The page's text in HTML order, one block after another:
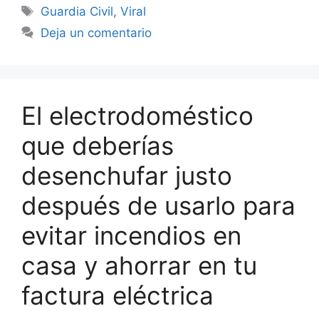
Etiquetas
Guardia Civil,Viral
Deja un comentario
El electrodoméstico
que deberías
desenchufar justo
después de usarlo para
evitar incendios en
casa y ahorrar en tu
factura eléctrica